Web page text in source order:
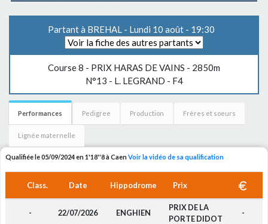
Partant à BREHAL - Lundi 10 août - 19:30
Course 8 - PRIX HARAS DE VAINS - 2850m
N°13 - L. LEGRAND - F4
Performances Pedigree Production Frères et soeurs
Lignée maternelle
Qualifiée le 05/09/2024 en 1'18''8 à CaenVoir la vidéo de sa qualification
Class. Date Hippodrome Prix
- 22/07/2026 ENGHIEN
PRIX DE LA
PORTE DIDOT
-